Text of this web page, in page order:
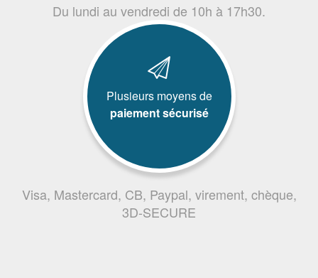
Du lundi au vendredi de 10h à 17h30.
Plusieurs moyens de
paiement sécurisé
Visa, Mastercard, CB, Paypal, virement, chèque,
3D-SECURE